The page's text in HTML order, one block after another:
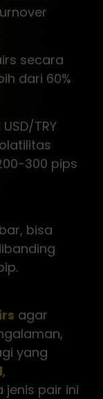
secara
dari 60%
TRY
300 pips
bisa
agar
yang
,
pair ini